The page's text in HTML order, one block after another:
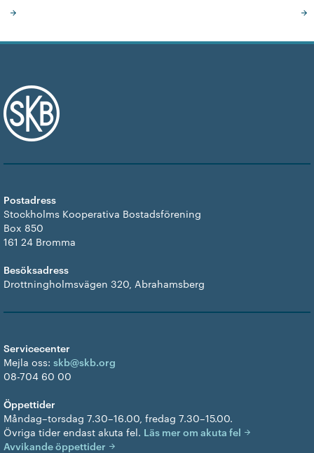
Jobba hos oss
Postadress
Stockholms Kooperativa Bostadsförening
Box 850
161 24 Bromma
Besöksadress
Drottningholmsvägen 320, Abrahamsberg
Servicecenter
Mejla oss: skb@skb.org
08-704 60 00
Öppettider
Måndag–torsdag 7.30–16.00, fredag 7.30–15.00.
Övriga tider endast akuta fel. Läs mer om akuta fel
Avvikande öppettider